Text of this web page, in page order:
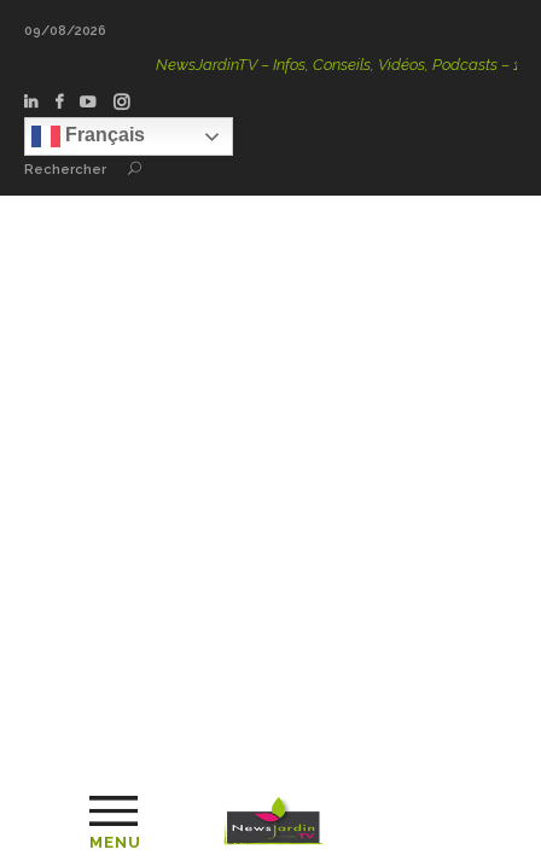
09/08/2026
NewsJardinTV – Infos, Conseils, Vidéos, Podcasts – 100 %
Français
Rechercher
MENU